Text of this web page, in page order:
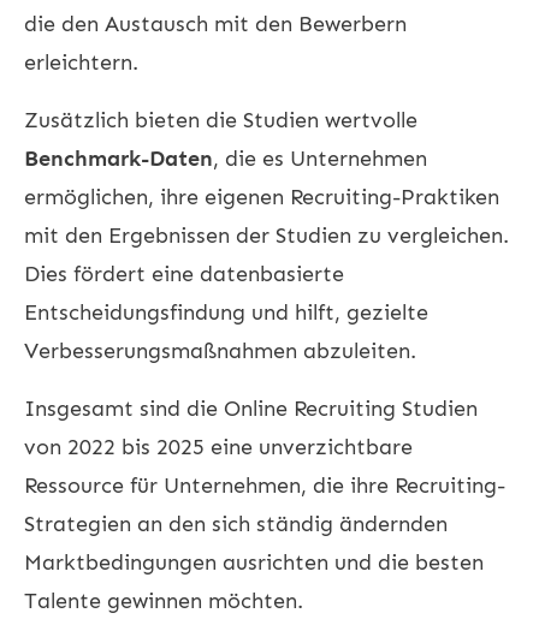
die den Austausch mit den Bewerbern
erleichtern.
Zusätzlich bieten die Studien wertvolle
Benchmark-Daten, die es Unternehmen
ermöglichen, ihre eigenen Recruiting-Praktiken
mit den Ergebnissen der Studien zu vergleichen.
Dies fördert eine datenbasierte
Entscheidungsfindung und hilft, gezielte
Verbesserungsmaßnahmen abzuleiten.
Insgesamt sind die Online Recruiting Studien
von 2022 bis 2025 eine unverzichtbare
Ressource für Unternehmen, die ihre Recruiting-
Strategien an den sich ständig ändernden
Marktbedingungen ausrichten und die besten
Talente gewinnen möchten.